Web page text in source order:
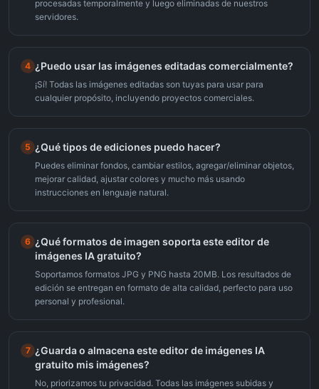
procesadas temporalmente y luego eliminadas de nuestros
servidores.
4 ¿Puedo usar las imágenes editadas comercialmente?
¡Sí! Todas las imágenes editadas son tuyas para usar para
cualquier propósito, incluyendo proyectos comerciales.
5 ¿Qué tipos de ediciones puedo hacer?
Puedes eliminar fondos, cambiar estilos, agregar/eliminar objetos,
mejorar calidad, ajustar colores y mucho más usando
instrucciones en lenguaje natural.
6 ¿Qué formatos de imagen soporta este editor de
imágenes IA gratuito?
Soportamos formatos JPG y PNG hasta 20MB. Los resultados de
edición se entregan en formato de alta calidad, perfecto para uso
personal y profesional.
7 ¿Guarda o almacena este editor de imágenes IA
gratuito mis imágenes?
No, priorizamos tu privacidad. Todas las imágenes subidas y